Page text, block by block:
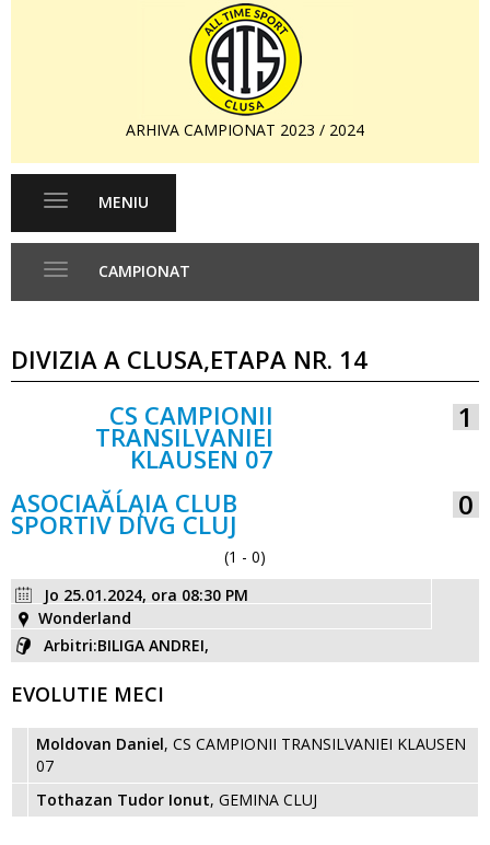
ARHIVA CAMPIONAT 2023 / 2024
Toggle
MENIU
CAMPIONAT
DIVIZIA A CLUSA,ETAPA NR. 14
CS CAMPIONII
TRANSILVANIEI
KLAUSEN 07
1
0
ASOCIAĂĹĄIA CLUB
SPORTIV DIVG CLUJ
(1 - 0)
Jo 25.01.2024, ora 08:30 PM
Wonderland
Arbitri:BILIGA ANDREI,
EVOLUTIE MECI
Moldovan Daniel, CS CAMPIONII TRANSILVANIEI KLAUSEN
07
Tothazan Tudor Ionut, GEMINA CLUJ